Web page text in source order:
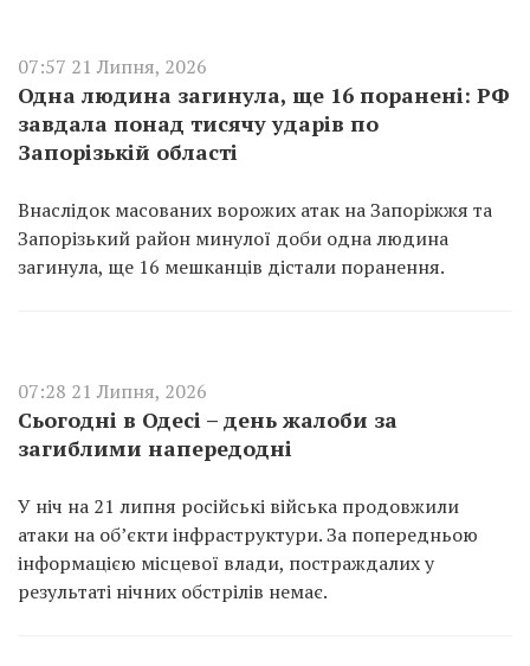
07:57 21 Липня, 2026
Одна людина загинула, ще 16 поранені: РФ
завдала понад тисячу ударів по
Запорізькій області
Внаслідок масованих ворожих атак на Запоріжжя та
Запорізький район минулої доби одна людина
загинула, ще 16 мешканців дістали поранення.
07:28 21 Липня, 2026
Сьогодні в Одесі – день жалоби за
загиблими напередодні
У ніч на 21 липня російські війська продовжили
атаки на об’єкти інфраструктури. За попередньою
інформацією місцевої влади, постраждалих у
результаті нічних обстрілів немає.